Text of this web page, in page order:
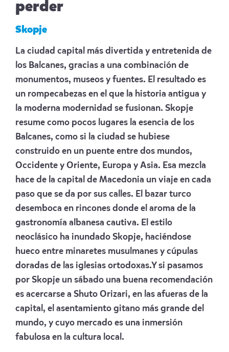
perder
Skopje
La ciudad capital más divertida y entretenida de
los Balcanes, gracias a una combinación de
monumentos, museos y fuentes. El resultado es
un rompecabezas en el que la historia antigua y
la moderna modernidad se fusionan. Skopje
resume como pocos lugares la esencia de los
Balcanes, como si la ciudad se hubiese
construido en un puente entre dos mundos,
Occidente y Oriente, Europa y Asia. Esa mezcla
hace de la capital de Macedonia un viaje en cada
paso que se da por sus calles. El bazar turco
desemboca en rincones donde el aroma de la
gastronomía albanesa cautiva. El estilo
neoclásico ha inundado Skopje, haciéndose
hueco entre minaretes musulmanes y cúpulas
doradas de las iglesias ortodoxas.Y si pasamos
por Skopje un sábado una buena recomendación
es acercarse a Shuto Orizari, en las afueras de la
capital, el asentamiento gitano más grande del
mundo, y cuyo mercado es una inmersión
fabulosa en la cultura local.